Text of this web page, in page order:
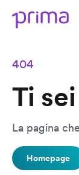
404
Ti
La pagina
Homepage